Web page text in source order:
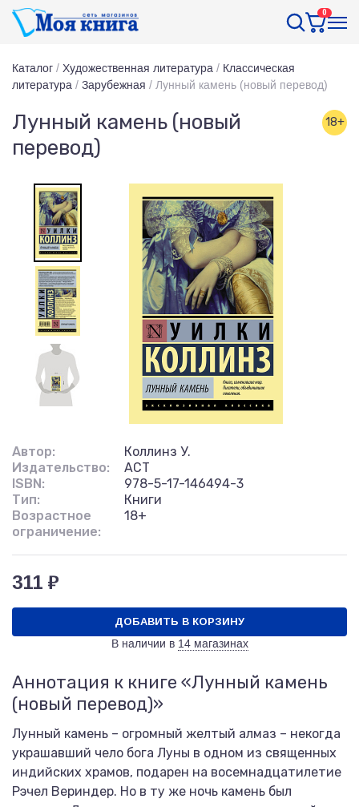
0
Каталог / Художественная литература / Классическая
литература / Зарубежная / Лунный камень (новый перевод)
Лунный камень (новый
перевод)
18+
Автор:
Коллинз У.
Издательство:
АСТ
ISBN:
978-5-17-146494-3
Тип:
Книги
Возрастное
ограничение:
18+
311 ₽
ДОБАВИТЬ В КОРЗИНУ
В наличии в 14 магазинах
Аннотация к книге «Лунный камень
(новый перевод)»
Лунный камень – огромный желтый алмаз – некогда
украшавший чело бога Луны в одном из священных
индийских храмов, подарен на восемнадцатилетие
Рэчел Вериндер. Но в ту же ночь камень был